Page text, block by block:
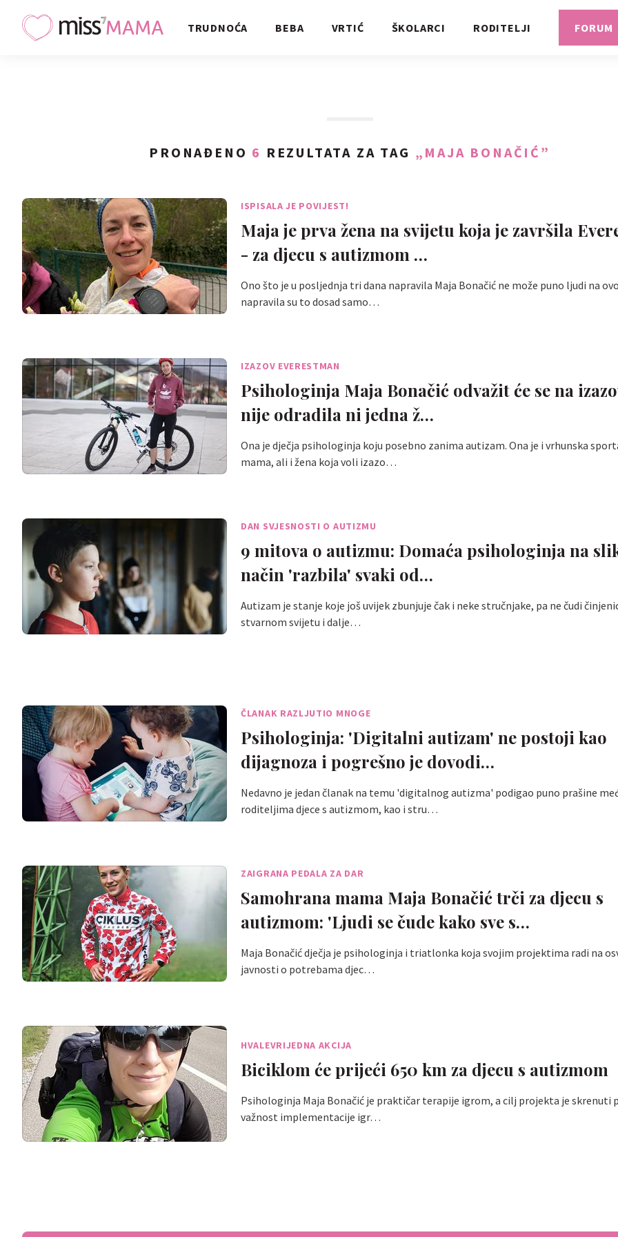
TRUDNOĆA BEBA VRTIĆ ŠKOLARCI RODITELJI FORUM
PRONAĐENO 6 REZULTATA ZA TAG „MAJA BONAČIĆ”
ISPISALA JE POVIJEST!
Maja je prva žena na svijetu koja je završila
- za djecu s autizmom …
Ono što je u posljednja tri dana napravila Maja Bonačić ne može puno ljudi na
napravila su to dosad samo…
IZAZOV EVERESTMAN
Psihologinja Maja Bonačić odvažit će se na
nije odradila ni jedna ž…
Ona je dječja psihologinja koju posebno zanima autizam. Ona je i vrhunska
mama, ali i žena koja voli izazo…
DAN SVJESNOSTI O AUTIZMU
9 mitova o autizmu: Domaća psihologinja na
način 'razbila' svaki od…
Autizam je stanje koje još uvijek zbunjuje čak i neke stručnjake, pa ne čudi
stvarnom svijetu i dalje…
ČLANAK RAZLJUTIO MNOGE
Psihologinja: 'Digitalni autizam' ne postoji kao
dijagnoza i pogrešno je dovodi…
Nedavno je jedan članak na temu 'digitalnog autizma' podigao puno prašine
roditeljima djece s autizmom, kao i stru…
ZAIGRANA PEDALA ZA DAR
Samohrana mama Maja Bonačić trči za djecu s
autizmom: 'Ljudi se čude kako sve s…
Maja Bonačić dječja je psihologinja i triatlonka koja svojim projektima radi na
javnosti o potrebama djec…
HVALEVRIJEDNA AKCIJA
Biciklom će prijeći 650 km za djecu s autizmom
Psihologinja Maja Bonačić je praktičar terapije igrom, a cilj projekta je skrenuti
važnost implementacije igr…